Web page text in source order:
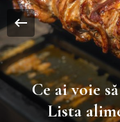
Ce ai voie
Lista